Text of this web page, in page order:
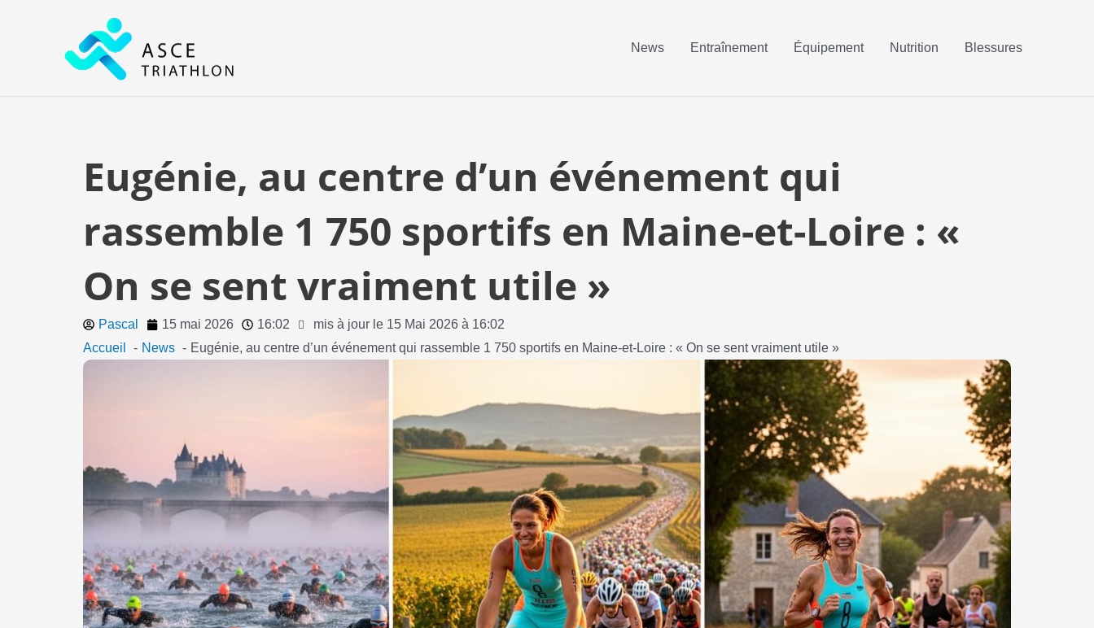
News Entraînement Équipement Nutrition Blessures
Eugénie, au centre d’un événement qui
rassemble 1 750 sportifs en Maine-et-Loire : «
On se sent vraiment utile »
Pascal 15 mai 2026 16:02
mis à jour le 15 Mai 2026 à 16:02
Accueil
News Eugénie, au centre d’un événement qui rassemble 1 750 sportifs en Maine-et-Loire : « On se sent vraiment utile »